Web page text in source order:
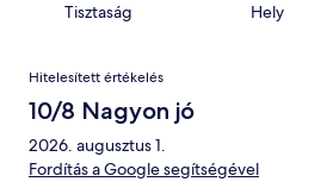
Tisztaság Hely
Értékelések
Hitelesített értékelés
10/8 Nagyon jó
2026. augusztus 1.
Fordítás a Google segítségével